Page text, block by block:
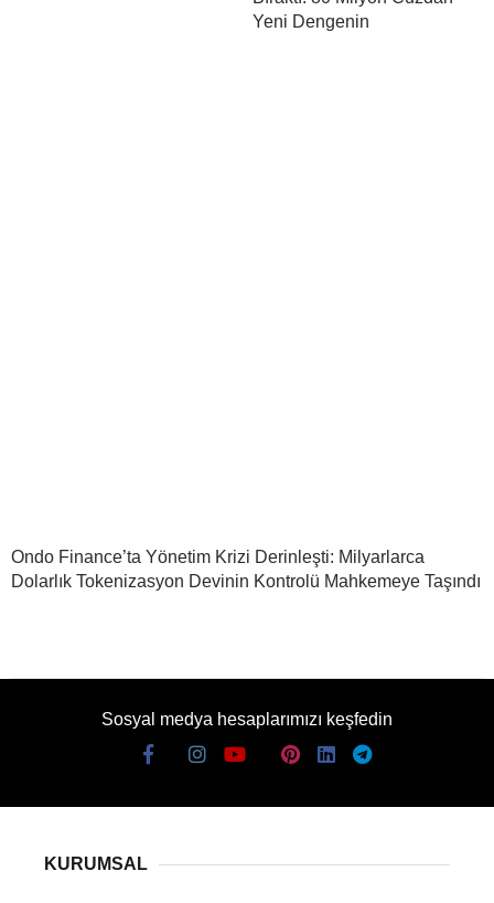
Yeni Dengenin
Ondo Finance’ta Yönetim Krizi Derinleşti: Milyarlarca
Dolarlık Tokenizasyon Devinin Kontrolü Mahkemeye Taşındı
Sosyal medya hesaplarımızı keşfedin
KURUMSAL